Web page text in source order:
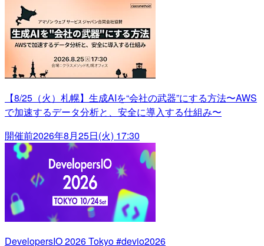
【8/25（火）札幌】生成AIを“会社の武器”にする方法〜AWS
で加速するデータ分析と、安全に導入する仕組み〜
開催前2026年8月25日(火) 17:30
DevelopersIO 2026 Tokyo #devio2026